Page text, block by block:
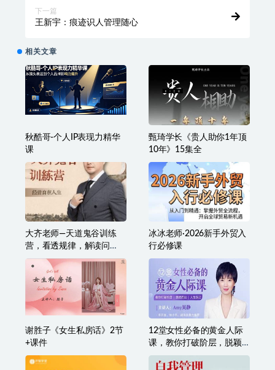
下一篇
王新宇：痕迹识人管理随心
相关文章
秋酷哥-个人IP表现力精华
课
甄琦学长《贵人助你1年顶
10年》15集全
大齐老师—天道鬼谷训练
营，看透规律，解读问
自在人生
冰冰老师·2026新手外贸入
行必修课